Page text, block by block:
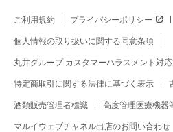
ご利用規約 プライバシーポリシー
個人情報の取り扱いに関する同意条項
丸井グループ カスタマーハラスメント対
特定商取引に関する法律に基づく表示
酒類販売管理者標識 高度管理医療機器
マルイウェブチャネル出店のお問い合わせ